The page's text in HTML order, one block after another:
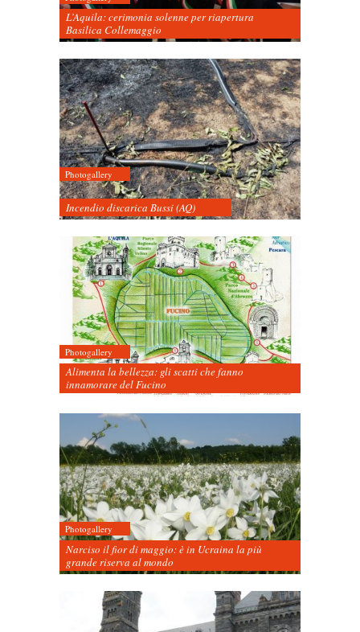
L’Aquila: cerimonia solenne per riapertura
Basilica Collemaggio
Photogallery
Incendio discarica Bussi (AQ)
Photogallery
Alimenta la bellezza: gli scatti che fanno
innamorare del Fucino
Photogallery
Narciso il fior di maggio: è in Ucraina la più
grande riserva al mondo